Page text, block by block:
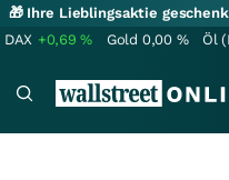
🎁 Ihre Lieblingsaktie
DAX +0,69% Gold 0,00 % Öl